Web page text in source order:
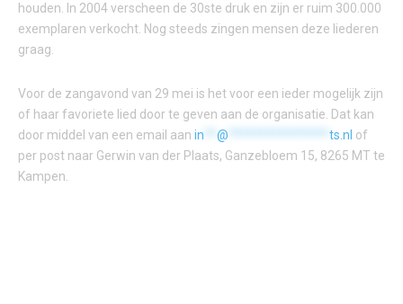
houden. In 2004 verscheen de 30ste druk en zijn er ruim 300.000
exemplaren verkocht. Nog steeds zingen mensen deze liederen
graag.
Voor de zangavond van 29 mei is het voor een ieder mogelijk zijn
of haar favoriete lied door te geven aan de organisatie. Dat kan
door middel van een email aan in @ ts.nl of
per post naar Gerwin van der Plaats, Ganzebloem 15, 8265 MT te
Kampen.